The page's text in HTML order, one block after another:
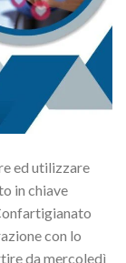
ed utilizzare
in chiave
con lo
da mercoledì